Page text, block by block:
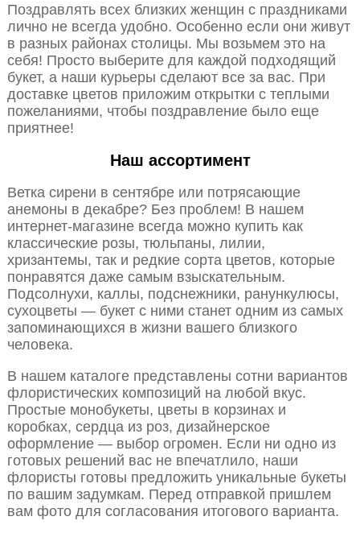
Поздравлять всех близких женщин с праздниками
лично не всегда удобно. Особенно если они живут
в разных районах столицы. Мы возьмем это на
себя! Просто выберите для каждой подходящий
букет, а наши курьеры сделают все за вас. При
доставке цветов приложим открытки с теплыми
пожеланиями, чтобы поздравление было еще
приятнее!
Наш ассортимент
Ветка сирени в сентябре или потрясающие
анемоны в декабре? Без проблем! В нашем
интернет-магазине всегда можно купить как
классические розы, тюльпаны, лилии,
хризантемы, так и редкие сорта цветов, которые
понравятся даже самым взыскательным.
Подсолнухи, каллы, подснежники, ранункулюсы,
сухоцветы — букет с ними станет одним из самых
запоминающихся в жизни вашего близкого
человека.
В нашем каталоге представлены сотни вариантов
флористических композиций на любой вкус.
Простые монобукеты, цветы в корзинах и
коробках, сердца из роз, дизайнерское
оформление — выбор огромен. Если ни одно из
готовых решений вас не впечатлило, наши
флористы готовы предложить уникальные букеты
по вашим задумкам. Перед отправкой пришлем
вам фото для согласования итогового варианта.